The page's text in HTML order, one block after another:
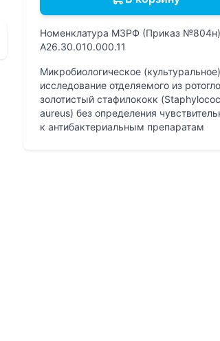
Номенклатура МЗРФ (Приказ
A26.30.010.000.11
Микробиологическое (культуральное)
исследование отделяемого из
золотистый стафилококк
aureus) без определения
к антибактериальным препаратам